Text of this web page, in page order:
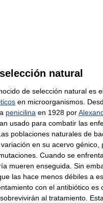
natural
de selección natural es
en microorganismos.
penicilina en 1928 por
usado para combatir las
poblaciones naturales de
en su acervo génico,
Cuando se
mueren enseguida. Sin
las hace menos débiles a
con el antibiótico es
al tratamiento.